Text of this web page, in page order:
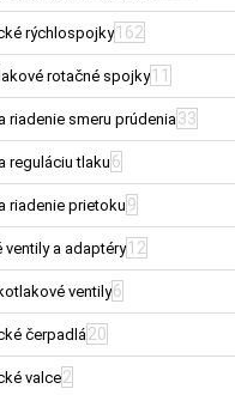
rýchlospojky 162
rotačné spojky 11
riadenie smeru prúdenia 33
reguláciu tlaku 6
riadenie prietoku 9
ventily a adaptéry 12
ventily6
čerpadlá20
valce2